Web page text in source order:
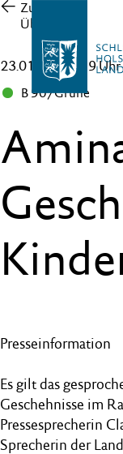
Zur
Übersicht
23.01.20 , 12:59 Uhr
B 90/Grüne
Presseinformation
Es gilt das
Geschehnisse im
Pressesprecherin
Sprecherin der